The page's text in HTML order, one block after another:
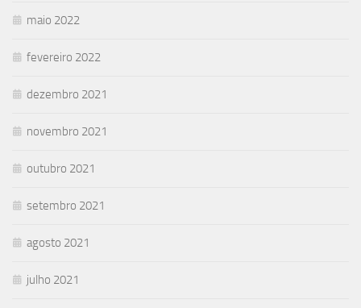
maio 2022
fevereiro 2022
dezembro 2021
novembro 2021
outubro 2021
setembro 2021
agosto 2021
julho 2021